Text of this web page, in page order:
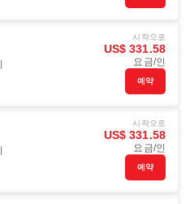
시작으로
US$ 331.58
요금/인
예약
시작으로
US$ 331.58
요금/인
예약